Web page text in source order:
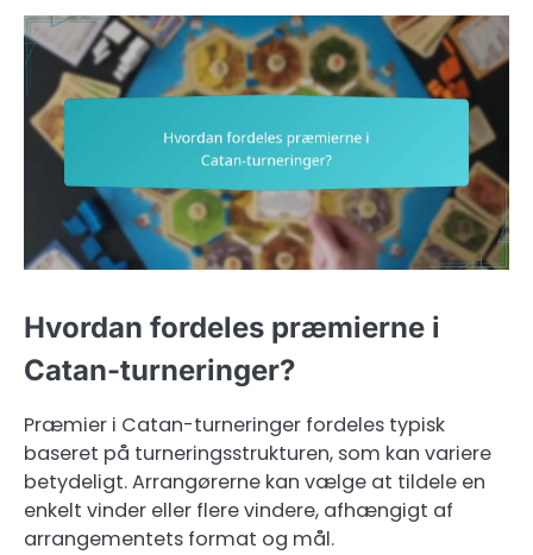
Hvordan fordeles præmierne i
Catan-turneringer?
Præmier i Catan-turneringer fordeles typisk
baseret på turneringsstrukturen, som kan variere
betydeligt. Arrangørerne kan vælge at tildele en
enkelt vinder eller flere vindere, afhængigt af
arrangementets format og mål.